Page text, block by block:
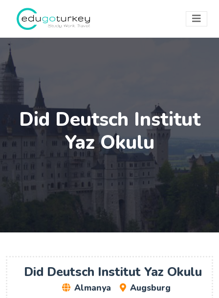
Did Deutsch Institut
Yaz Okulu
Did Deutsch Institut Yaz Okulu
Almanya Augsburg